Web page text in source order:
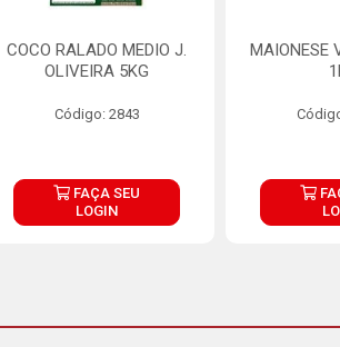
COCO RALADO MEDIO J.
OLIVEIRA 5KG
Código: 2843
FAÇA SEU
LOGIN
MAIONESE